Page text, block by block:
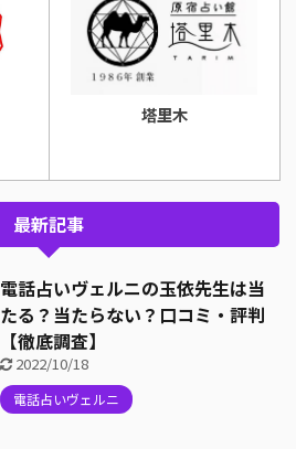
塔里木
最新記事
電話占いヴェルニの玉依先生は当
たる？当たらない？口コミ・評判
【徹底調査】
2022/10/18
電話占いヴェルニ